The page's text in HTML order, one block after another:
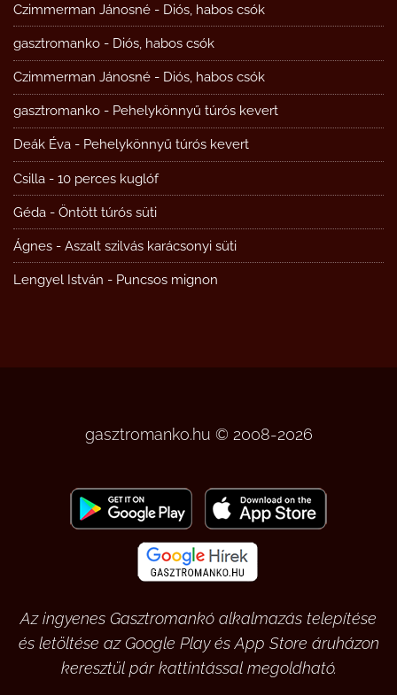
Czimmerman Jánosné - Diós, habos csók
gasztromanko - Diós, habos csók
Czimmerman Jánosné - Diós, habos csók
gasztromanko - Pehelykönnyű túrós kevert
Deák Éva - Pehelykönnyű túrós kevert
Csilla - 10 perces kuglóf
Géda - Öntött túrós süti
Ágnes - Aszalt szilvás karácsonyi süti
Lengyel István - Puncsos mignon
gasztromanko.hu © 2008-2026
Az ingyenes Gasztromankó alkalmazás telepítése
és letöltése az Google Play és App Store áruházon
keresztül pár kattintással megoldható.